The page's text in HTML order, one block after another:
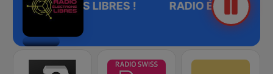
ÉLECTRONS LIBRES !